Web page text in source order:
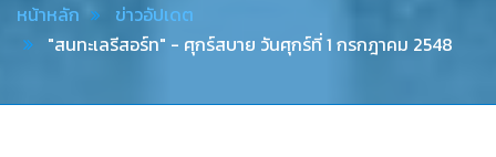
หน้าหลัก
ข่าวอัปเดต
"สนทะเลรีสอร์ท" - ศุกร์สบาย วันศุกร์ที่ 1 กรกฎาคม 2548